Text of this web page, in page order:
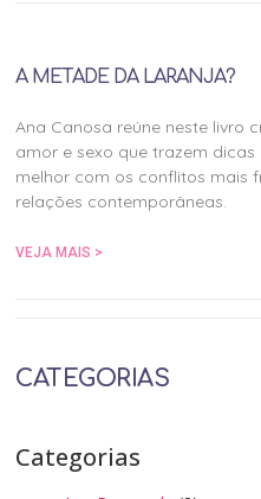
A METADE DA LARANJA?
Ana Canosa reúne neste livro
amor e sexo que trazem
melhor com os conflitos mais
relações contemporâneas.
VEJA MAIS >
CATEGORIAS
Categorias